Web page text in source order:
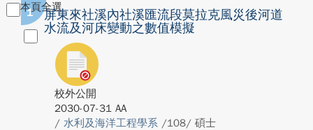
本頁全選
1
屏東來社溪內社溪匯流段莫拉克風災後河道
水流及河床變動之數值模擬
校外公開
2030-07-31 AA
/ 水利及海洋工程學系 /108/ 碩士